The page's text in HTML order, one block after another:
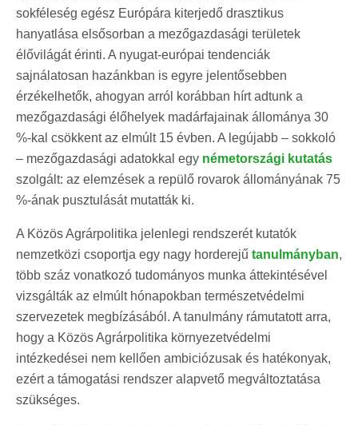
sokféleség egész Európára kiterjedő drasztikus
hanyatlása elsősorban a mezőgazdasági területek
élővilágát érinti. A nyugat-európai tendenciák
sajnálatosan hazánkban is egyre jelentősebben
érzékelhetők, ahogyan arról korábban hírt adtunk a
mezőgazdasági élőhelyek madárfajainak állománya 30
%-kal csökkent az elmúlt 15 évben. A legújabb – sokkoló
– mezőgazdasági adatokkal egy németországi kutatás
szolgált: az elemzések a repülő rovarok állományának 75
%-ának pusztulását mutatták ki.
A Közös Agrárpolitika jelenlegi rendszerét kutatók
nemzetközi csoportja egy nagy horderejű tanulmányban,
több száz vonatkozó tudományos munka áttekintésével
vizsgálták az elmúlt hónapokban természetvédelmi
szervezetek megbízásából. A tanulmány rámutatott arra,
hogy a Közös Agrárpolitika környezetvédelmi
intézkedései nem kellően ambiciózusak és hatékonyak,
ezért a támogatási rendszer alapvető megváltoztatása
szükséges.